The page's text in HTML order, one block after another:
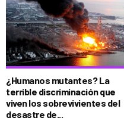
¿Humanos mutantes? La
terrible discriminación que
viven los sobrevivientes del
desastre de...